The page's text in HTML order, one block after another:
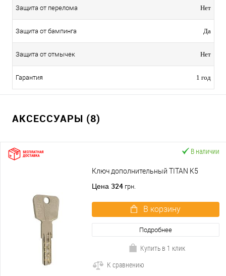
Защита от перелома Нет
Защита от бампинга Да
Защита от отмычек Нет
Гарантия 1 год
АКСЕССУАРЫ (8)
В наличии
Ключ дополнительный TITAN K5
Цена 324 грн.
В корзину
Подробнее
Купить в 1 клик
К сравнению